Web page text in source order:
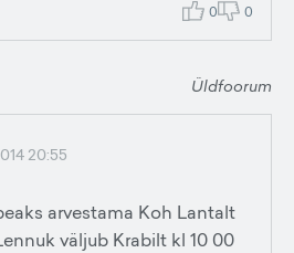
0 0
Üldfoorum
20:55
arvestama Koh Lantalt
väljub Krabilt kl 10 00